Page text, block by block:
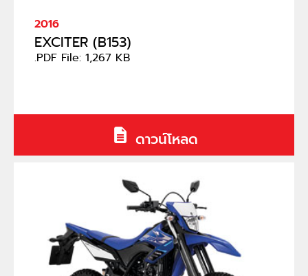
2016
EXCITER (B153)
.PDF File: 1,267 KB
ดาวน์โหลด